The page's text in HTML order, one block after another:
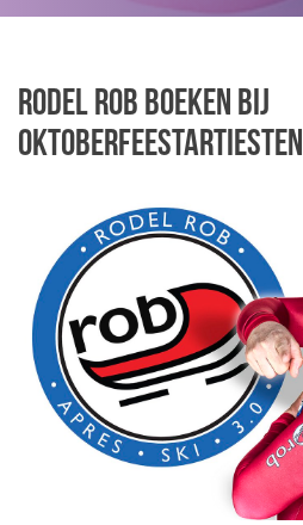
Rodel Rob boeken bij
Oktoberfeestartiesten